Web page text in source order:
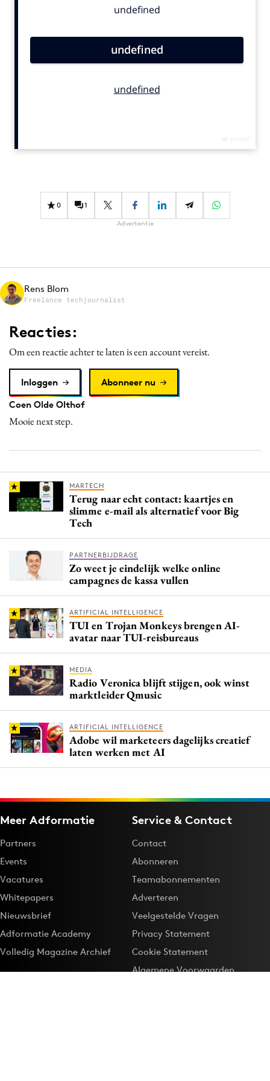
Contentmarketing
Effectiviteit
Gedragsverandering
Martech
Media
Merkstrategie
Programmatic
Purpose Marketing
Reputatie & crisis
0 1
Advertentie
Rens Blom
Freelance techjournalist
Reacties:
Om een reactie achter te laten is een account vereist.
Inloggen
Abonneer nu
Coen Olde Olthof
Mooie next step.
MARTECH
Terug naar echt contact: kaartjes en
slimme e-mail als alternatief voor Big
Tech
PARTNERBIJDRAGE
Zo weet je eindelijk welke online
campagnes de kassa vullen
ARTIFICIAL INTELLIGENCE
TUI en Trojan Monkeys brengen AI-
avatar naar TUI-reisbureaus
MEDIA
Radio Veronica blijft stijgen, ook winst
marktleider Qmusic
ARTIFICIAL INTELLIGENCE
Adobe wil marketeers dagelijks creatief
laten werken met AI
Meer Adformatie
Partners
Events
Vacatures
Whitepapers
Nieuwsbrief
Adformatie Academy
Volledig Magazine Archief
Service & Contact
Contact
Abonneren
Teamabonnementen
Adverteren
Veelgestelde Vragen
Privacy Statement
Cookie Statement
Algemene Voorwaarden